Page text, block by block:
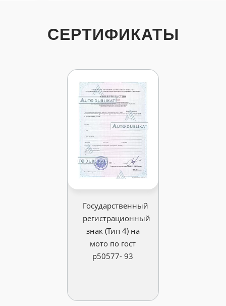
СЕРТИФИКАТЫ
Государственный
регистрационный
знак (Тип 4) на
мото по гост
р50577- 93